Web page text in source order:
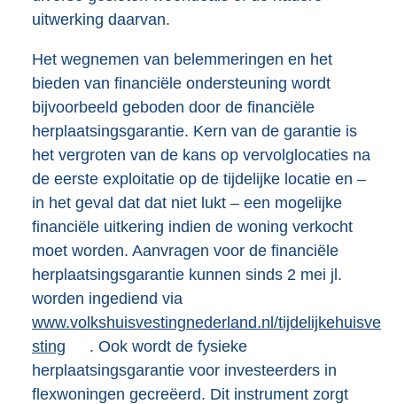
uitwerking daarvan.
Het wegnemen van belemmeringen en het
bieden van financiële ondersteuning wordt
bijvoorbeeld geboden door de financiële
herplaatsingsgarantie. Kern van de garantie is
het vergroten van de kans op vervolglocaties na
de eerste exploitatie op de tijdelijke locatie en –
in het geval dat dat niet lukt – een mogelijke
financiële uitkering indien de woning verkocht
moet worden. Aanvragen voor de financiële
herplaatsingsgarantie kunnen sinds 2 mei jl.
worden ingediend via
x
t
e
r
www.volkshuisvestingnederland.nl/tijdelijkehuisve
sting
. Ook wordt de fysieke
herplaatsingsgarantie voor investeerders in
flexwoningen gecreëerd. Dit instrument zorgt